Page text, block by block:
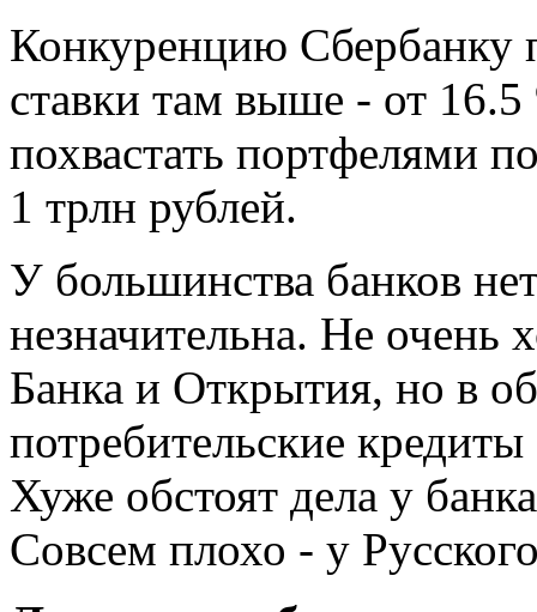
Конкуренцию Сбербанку
ставки там выше - от 16.5
похвастать портфелями
1 трлн рублей.
У большинства банков
незначительна. Не очень
Банка и Открытия, но в
потребительские
Хуже обстоят дела у
Совсем плохо - у